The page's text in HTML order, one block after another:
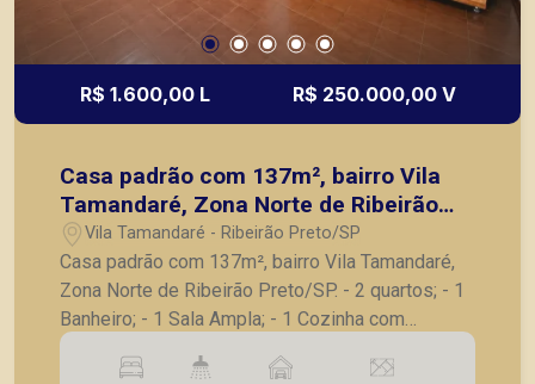
R$ 1.600,00 L R$ 250.000,00 V
Casa padrão com 137m², bairro Vila
Tamandaré, Zona Norte de Ribeirão
Preto/SP.
Vila Tamandaré - Ribeirão Preto/SP
Casa padrão com 137m², bairro Vila Tamandaré,
Zona Norte de Ribeirão Preto/SP. - 2 quartos; - 1
Banheiro; - 1 Sala Ampla; - 1 Cozinha com
armarios; - 1 Lavanderia; - 1 Quintal; - 1 Vaga
coberta - Edícula com 1 quarto e 1 banheiro. A